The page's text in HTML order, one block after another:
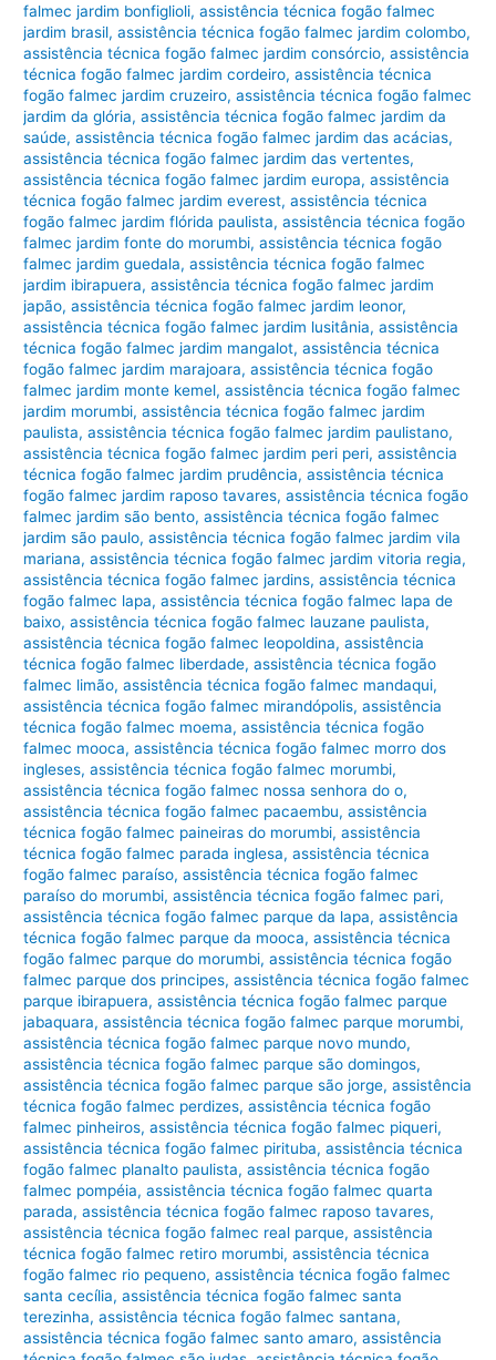
falmec jardim bonfiglioli,assistência técnica fogão falmec
jardim brasil,assistência técnica fogão falmec jardim colombo,
assistência técnica fogão falmec jardim consórcio,assistência
técnica fogão falmec jardim cordeiro,assistência técnica
fogão falmec jardim cruzeiro,assistência técnica fogão falmec
jardim da glória,assistência técnica fogão falmec jardim da
saúde,assistência técnica fogão falmec jardim das acácias,
assistência técnica fogão falmec jardim das vertentes,
assistência técnica fogão falmec jardim europa,assistência
técnica fogão falmec jardim everest,assistência técnica
fogão falmec jardim flórida paulista,assistência técnica fogão
falmec jardim fonte do morumbi,assistência técnica fogão
falmec jardim guedala,assistência técnica fogão falmec
jardim ibirapuera,assistência técnica fogão falmec jardim
japão,assistência técnica fogão falmec jardim leonor,
assistência técnica fogão falmec jardim lusitânia,assistência
técnica fogão falmec jardim mangalot,assistência técnica
fogão falmec jardim marajoara,assistência técnica fogão
falmec jardim monte kemel,assistência técnica fogão falmec
jardim morumbi,assistência técnica fogão falmec jardim
paulista,assistência técnica fogão falmec jardim paulistano,
assistência técnica fogão falmec jardim peri peri,assistência
técnica fogão falmec jardim prudência,assistência técnica
fogão falmec jardim raposo tavares,assistência técnica fogão
falmec jardim são bento,assistência técnica fogão falmec
jardim são paulo,assistência técnica fogão falmec jardim vila
mariana,assistência técnica fogão falmec jardim vitoria regia,
assistência técnica fogão falmec jardins,assistência técnica
fogão falmec lapa,assistência técnica fogão falmec lapa de
baixo,assistência técnica fogão falmec lauzane paulista,
assistência técnica fogão falmec leopoldina,assistência
técnica fogão falmec liberdade,assistência técnica fogão
falmec limão,assistência técnica fogão falmec mandaqui,
assistência técnica fogão falmec mirandópolis,assistência
técnica fogão falmec moema,assistência técnica fogão
falmec mooca,assistência técnica fogão falmec morro dos
ingleses,assistência técnica fogão falmec morumbi,
assistência técnica fogão falmec nossa senhora do o,
assistência técnica fogão falmec pacaembu,assistência
técnica fogão falmec paineiras do morumbi,assistência
técnica fogão falmec parada inglesa,assistência técnica
fogão falmec paraíso,assistência técnica fogão falmec
paraíso do morumbi,assistência técnica fogão falmec pari,
assistência técnica fogão falmec parque da lapa,assistência
técnica fogão falmec parque da mooca,assistência técnica
fogão falmec parque do morumbi,assistência técnica fogão
falmec parque dos principes,assistência técnica fogão falmec
parque ibirapuera,assistência técnica fogão falmec parque
jabaquara,assistência técnica fogão falmec parque morumbi,
assistência técnica fogão falmec parque novo mundo,
assistência técnica fogão falmec parque são domingos,
assistência técnica fogão falmec parque são jorge,assistência
técnica fogão falmec perdizes,assistência técnica fogão
falmec pinheiros,assistência técnica fogão falmec piqueri,
assistência técnica fogão falmec pirituba,assistência técnica
fogão falmec planalto paulista,assistência técnica fogão
falmec pompéia,assistência técnica fogão falmec quarta
parada,assistência técnica fogão falmec raposo tavares,
assistência técnica fogão falmec real parque,assistência
técnica fogão falmec retiro morumbi,assistência técnica
fogão falmec rio pequeno,assistência técnica fogão falmec
santa cecília,assistência técnica fogão falmec santa
terezinha,assistência técnica fogão falmec santana,
assistência técnica fogão falmec santo amaro,assistência